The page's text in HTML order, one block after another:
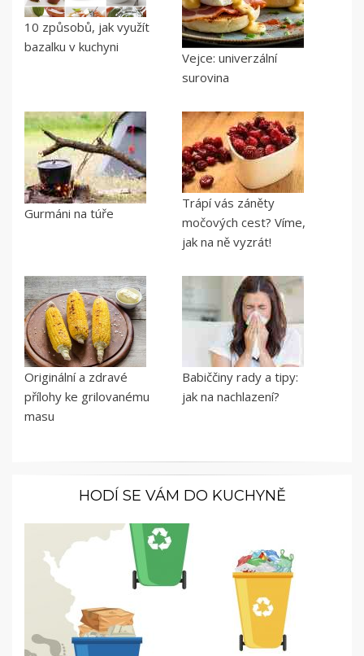
10 způsobů, jak využít
bazalku v kuchyni
Vejce: univerzální
surovina
Gurmáni na túře
Trápí vás záněty
močových cest? Víme,
jak na ně vyzrát!
Originální a zdravé
přílohy ke grilovanému
masu
Babiččiny rady a tipy:
jak na nachlazení?
HODÍ SE VÁM DO KUCHYNĚ